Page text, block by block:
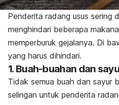
Penderita radang usus sering
menghindari beberapa
memperburuk gejalanya. Di
yang harus dihindari.
1. Buah-buahan dan
Tidak semua buah dan sayur
selingan untuk penderita